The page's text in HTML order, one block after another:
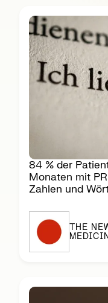
84 % der
Monaten mit
Zahlen und
THE